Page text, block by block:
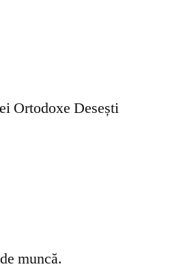
Ortodoxe Desești
muncă.